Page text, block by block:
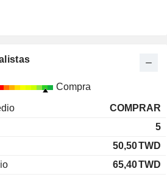
Compra
COMPRAR
5
50,50TWD
65,40TWD